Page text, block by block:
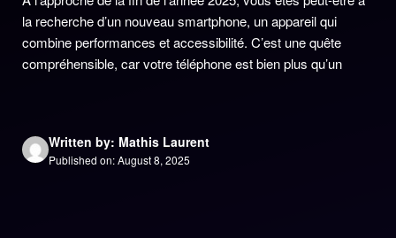
la recherche d’un nouveau smartphone, un appareil qui
combine performances et accessibilité. C’est une quête
compréhensible, car votre téléphone est bien plus qu’un
Written by: Mathis Laurent
Published on: August 8, 2025